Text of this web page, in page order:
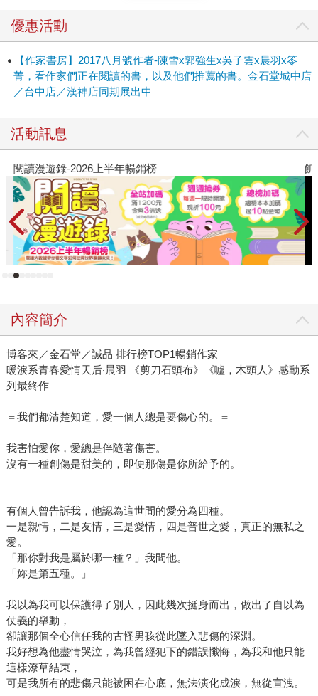
應該要受到懲罰吧。 我懷著惶恐的心，小心翼翼地與幸福保
欺欺人， 讓自己好過一點，並不是種罪惡。 我可能會喜歡上
這個男人，我有強烈的預感，儘管他心中有個念念不忘的女
孩。 所以我告訴自己，我還沒有喜歡上他，絕對還沒有。 他
人……
優惠活動
【作家書房】2017八月號作者-陳雪x郭強生x吳子雲x晨羽x笭
菁，看作家們正在閱讀的書，以及他們推薦的書。金石堂城中店
／台中店／漢神店同期展出中
活動訊息
閱讀漫遊錄-2026上半年暢銷榜 飢
內容簡介
博客來／金石堂／誠品 排行榜TOP1暢銷作家
暖淚系青春愛情天后‧晨羽 《剪刀石頭布》《噓，木頭人》感動系
列最終作
＝我們都清楚知道，愛一個人總是要傷心的。＝
我害怕愛你，愛總是伴隨著傷害。
沒有一種創傷是甜美的，即便那傷是你所給予的。
有個人曾告訴我，他認為這世間的愛分為四種。
一是親情，二是友情，三是愛情，四是普世之愛，真正的無私之
愛。
「那你對我是屬於哪一種？」我問他。
「妳是第五種。」
我以為我可以保護得了別人，因此幾次挺身而出，做出了自以為
仗義的舉動，
卻讓那個全心信任我的古怪男孩從此墜入悲傷的深淵。
我好想為他盡情哭泣，為我曾經犯下的錯誤懺悔，為我和他只能
這樣潦草結束，
可是我所有的悲傷只能被困在心底，無法演化成淚，無從宣洩。